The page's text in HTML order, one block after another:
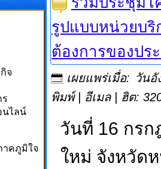
จ
ร
นไลน์
าคภูมิใจ
รูปแบบหน่วยบริ
ต้องการของป
เผยแพร่เมื่อ: วัน
พิมพ์
อีเมล | ฮิต:
วันที่ 16 กรก
ใหม่ จังหวัด